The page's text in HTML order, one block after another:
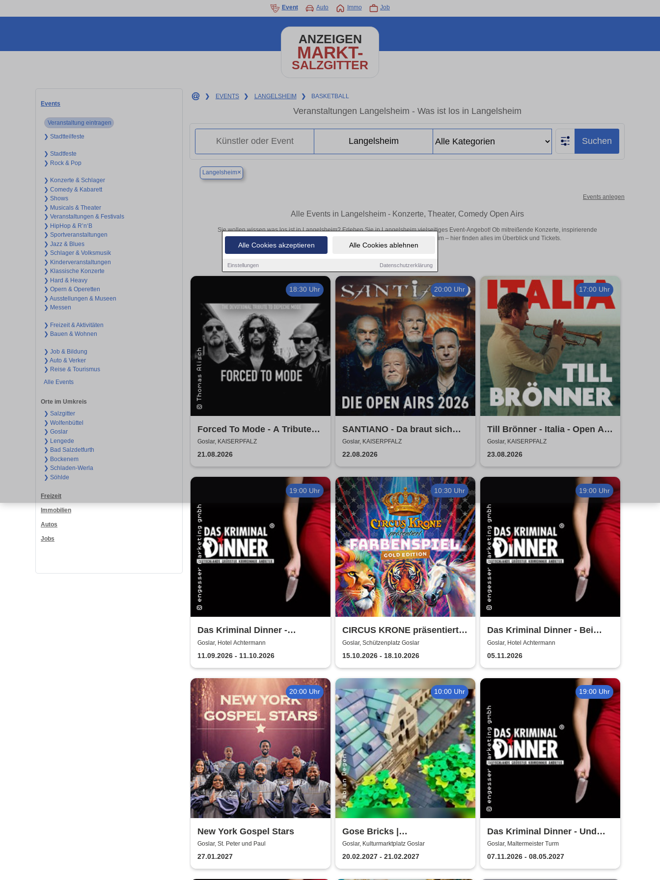
Alle Cookies akzeptieren Alle Cookies ablehnen
Einstellungen Datenschutzerklärung
Event Auto Immo Job
ANZEIGEN
MARKT-
SALZGITTER
Events
Veranstaltung eintragen
❯ Stadtteilfeste
❯ Stadtfeste
❯ Rock & Pop
❯ Konzerte & Schlager
❯ Comedy & Kabarett
❯ Shows
❯ Musicals & Theater
❯ Veranstaltungen & Festivals
❯ HipHop & R’n‘B
❯ Sportveranstaltungen
❯ Jazz & Blues
❯ Schlager & Volksmusik
❯ Kinderveranstaltungen
❯ Klassische Konzerte
❯ Hard & Heavy
❯ Opern & Operetten
❯ Ausstellungen & Museen
❯ Messen
❯ Freizeit & Aktivitäten
❯ Bauen & Wohnen
❯ Job & Bildung
❯ Auto & Verker
❯ Reise & Tourismus
Alle Events
Orte im Umkreis
❯ Salzgitter
❯ Wolfenbüttel
❯ Goslar
❯ Lengede
❯ Bad Salzdetfurth
❯ Bockenem
❯ Schladen-Werla
❯ Söhlde
Freizeit
Immobilien
Autos
Jobs
❯ EVENTS ❯ LANGELSHEIM ❯ BASKETBALL
Veranstaltungen Langelsheim - Was ist los in Langelsheim
Suchen
Langelsheim×
Events anlegen
Alle Events in Langelsheim - Konzerte, Theater, Comedy Open Airs
Sie wollen wissen was los ist in Langelsheim? Erleben Sie in Langelsheim vielseitiges Event-Angebot! Ob mitreißende Konzerte, inspirierende
Theateraufführungen oder aufregende Veranstaltungen in Langelsheim – hier finden alles im Überblick und Tickets.
18:30 Uhr
Forced To Mode - A Tribute
To Depeche Mode
Goslar, KAISERPFALZ
21.08.2026
20:00 Uhr
SANTIANO - Da braut sich
was zusammen - Open Air
2026
Goslar, KAISERPFALZ
22.08.2026
17:00 Uhr
Till Brönner - Italia - Open Air
2026
Goslar, KAISERPFALZ
23.08.2026
19:00 Uhr
Das Kriminal Dinner -
Testament à la Carte
Goslar, Hotel Achtermann
11.09.2026 - 11.10.2026
10:30 Uhr
CIRCUS KRONE präsentiert
FARBENSPIEL - Gold Edition
| Goslar
Goslar, Schützenplatz Goslar
15.10.2026 - 18.10.2026
19:00 Uhr
Das Kriminal Dinner - Bei
Aussage: Mord!
Goslar, Hotel Achtermann
05.11.2026
20:00 Uhr
New York Gospel Stars
Goslar, St. Peter und Paul
27.01.2027
10:00 Uhr
Gose Bricks |
Kulturmarktplatz Goslar
Goslar, Kulturmarktplatz Goslar
20.02.2027 - 21.02.2027
19:00 Uhr
Das Kriminal Dinner - Und
raus bist du
Goslar, Maltermeister Turm
07.11.2026 - 08.05.2027